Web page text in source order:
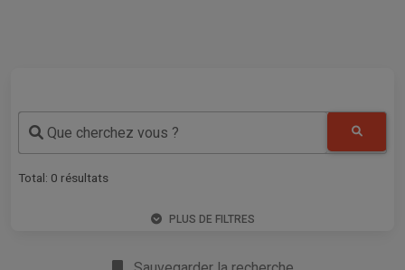
Que cherchez vous ?
Total: 0 résultats
PLUS DE FILTRES